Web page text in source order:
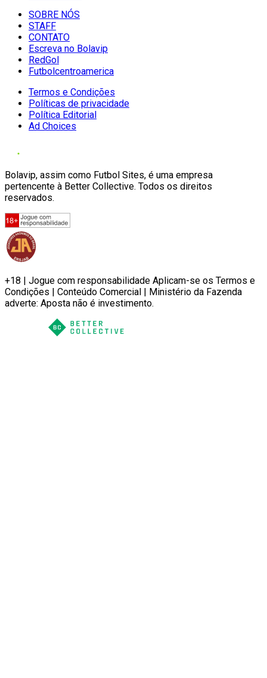
SOBRE NÓS
STAFF
CONTATO
Escreva no Bolavip
RedGol
Futbolcentroamerica
Termos e Condições
Políticas de privacidade
Política Editorial
Ad Choices
Bolavip, assim como Futbol Sites, é uma empresa
pertencente à Better Collective. Todos os direitos
reservados.
+18 | Jogue com responsabilidade Aplicam-se os Termos e
Condições | Conteúdo Comercial | Ministério da Fazenda
adverte: Aposta não é investimento.